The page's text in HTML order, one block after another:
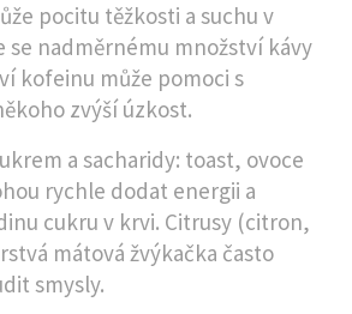
pocitu těžkosti a suchu v
se nadměrnému množství kávy
kofeinu může pomoci s
zvýší úzkost.
a sacharidy: toast, ovoce
rychle dodat energii a
cukru v krvi. Citrusy (citron,
mátová žvýkačka často
smysly.